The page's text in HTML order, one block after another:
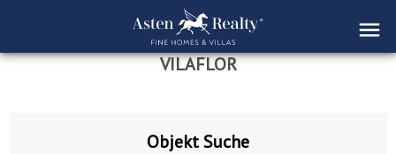
VILAFLOR
Objekt Suche